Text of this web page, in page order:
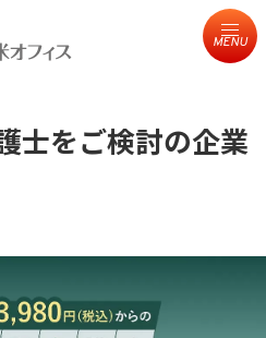
MENU
士をご検討の企業